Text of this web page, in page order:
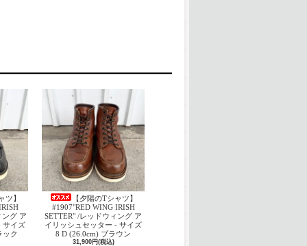
ツ】
ング ア
サイズ
ック
【夕陽のTシャツ】
#1907"RED WING IRISH
SETTER" /レッドウィング ア
イリッシュセッター - サイズ
8 D (26.0cm) ブラウン
31,900円(税込)